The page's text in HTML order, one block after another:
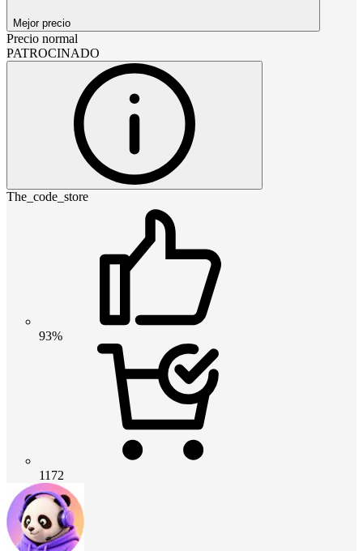
Mejor precio
Precio normal
PATROCINADO
The_code_store
93%
1172